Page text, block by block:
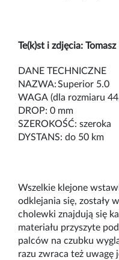
Te(k)st i zdjęcia: Tomasz
DANE TECHNICZNE
NAZWA: Superior 5.0
WAGA (dla rozmiaru
DROP: 0 mm
SZEROKOŚĆ: szeroka
DYSTANS: do 50 km
Wszelkie klejone
odklejania się, zostały
cholewki znajdują się
materiału przyszyte
palców na czubku
razu zwraca też uwagę